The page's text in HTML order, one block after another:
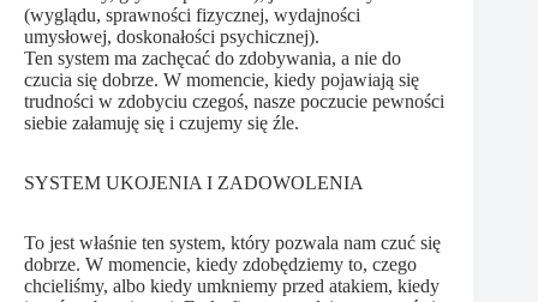
(wyglądu, sprawności fizycznej, wydajności
umysłowej, doskonałości psychicznej).
Ten system ma zachęcać do zdobywania, a nie do
czucia się dobrze. W momencie, kiedy pojawiają się
trudności w zdobyciu czegoś, nasze poczucie pewności
siebie załamuję się i czujemy się źle.
SYSTEM UKOJENIA I ZADOWOLENIA
To jest właśnie ten system, który pozwala nam czuć się
dobrze. W momencie, kiedy zdobędziemy to, czego
chcieliśmy, albo kiedy umkniemy przed atakiem, kiedy